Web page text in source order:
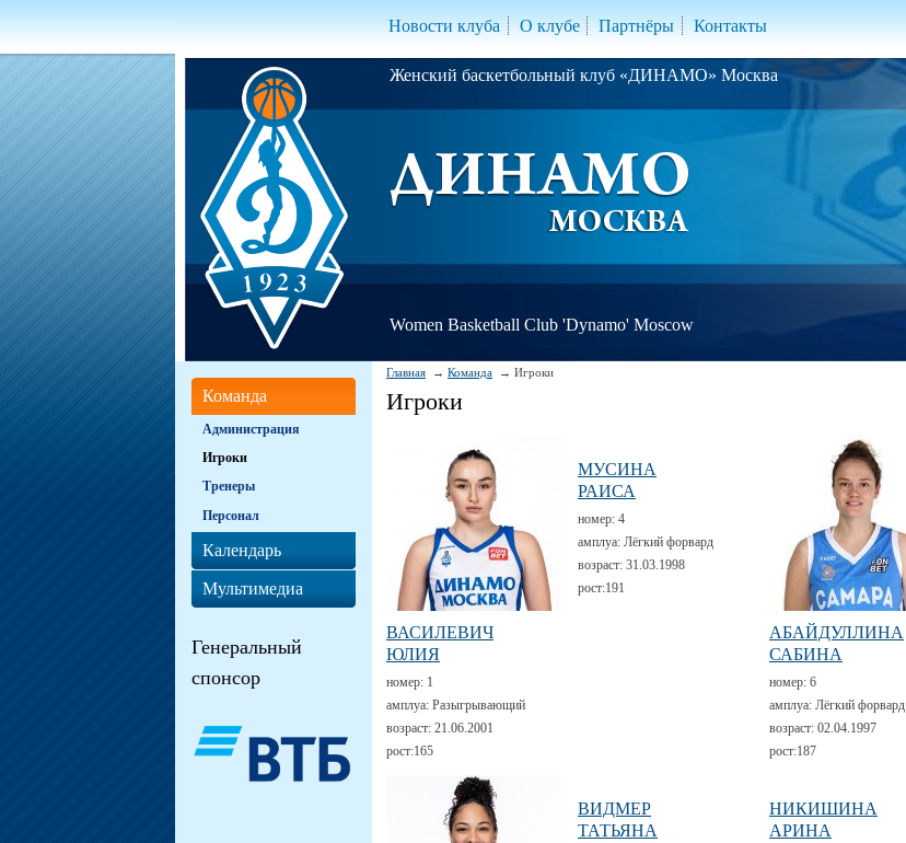
Новости клуба О клубе Партнёры Контакты
Женский баскетбольный клуб «ДИНАМО» Москва
Women Basketball Club 'Dynamo' Moscow
Главная Команда Игроки
Игроки
ВАСИЛЕВИЧ
ЮЛИЯ
номер: 1
амплуа: Разыгрывающий
возраст: 21.06.2001
рост:165
МУСИНА
РАИСА
номер: 4
амплуа: Лёгкий форвард
возраст: 31.03.1998
рост:191
АБАЙДУЛЛИНА
САБИНА
номер: 6
амплуа: Лёгкий форвард
возраст: 02.04.1997
рост:187
ВИДМЕР
ТАТЬЯНА
НИКИШИНА
АРИНА
Команда
Администрация
Игроки
Тренеры
Персонал
Календарь
Мультимедиа
Генеральный
спонсор